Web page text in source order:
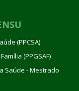
(PPCSA)
(PPGSAF)
Saúde - Mestrado